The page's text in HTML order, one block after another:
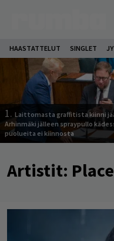
HAASTATTELUT SINGLET
1. Laittomasta graffitista kiinni
Arhinmäki jälleen spraypullo
puolueita ei kiinnosta
Artistit: